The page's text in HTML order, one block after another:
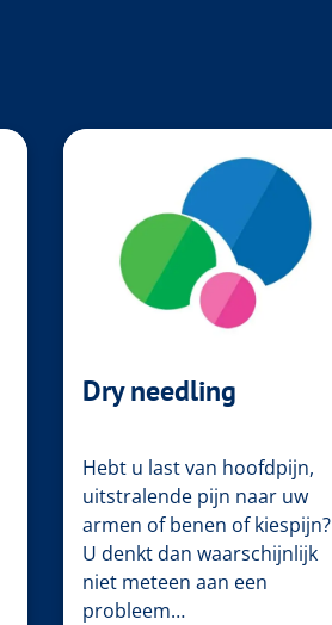
Dry needling
Hebt u last van hoofdpijn,
uitstralende pijn naar uw
armen of benen of kiespijn?
U denkt dan waarschijnlijk
niet meteen aan een
probleem…